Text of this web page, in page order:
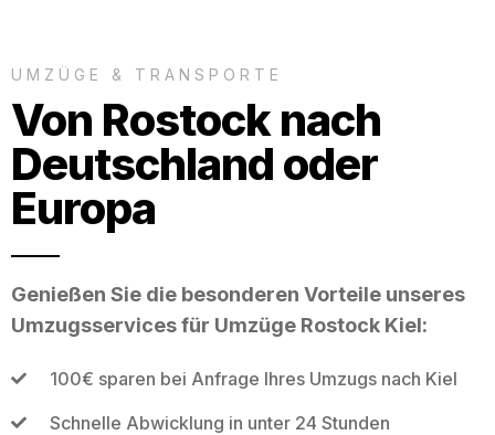
UMZÜGE & TRANSPORTE
Von Rostock nach
Deutschland oder
Europa
Genießen Sie die besonderen Vorteile unseres
Umzugsservices für Umzüge Rostock Kiel:
100€ sparen bei Anfrage Ihres Umzugs nach Kiel
Schnelle Abwicklung in unter 24 Stunden